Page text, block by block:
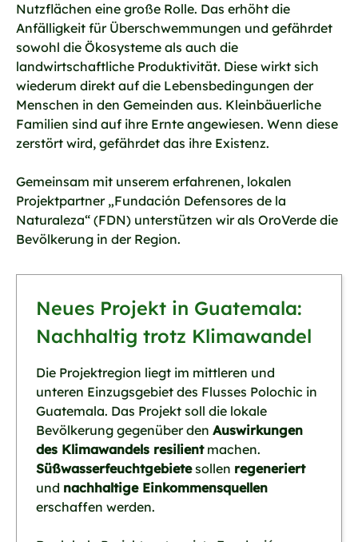
Nutzflächen eine große Rolle. Das erhöht die
Anfälligkeit für Überschwemmungen und gefährdet
sowohl die Ökosysteme als auch die
landwirtschaftliche Produktivität. Diese wirkt sich
wiederum direkt auf die Lebensbedingungen der
Menschen in den Gemeinden aus. Kleinbäuerliche
Familien sind auf ihre Ernte angewiesen. Wenn diese
zerstört wird, gefährdet das ihre Existenz.
Gemeinsam mit unserem erfahrenen, lokalen
Projektpartner „Fundación Defensores de la
Naturaleza“ (FDN) unterstützen wir als OroVerde die
Bevölkerung in der Region.
Neues Projekt in Guatemala:
Nachhaltig trotz Klimawandel
Die Projektregion liegt im mittleren und
unteren Einzugsgebiet des Flusses Polochic in
Guatemala. Das Projekt soll die lokale
Bevölkerung gegenüber den Auswirkungen
des Klimawandels resilientmachen.
Süßwasserfeuchtgebietesollen regeneriert
und nachhaltige Einkommensquellen
erschaffen werden.